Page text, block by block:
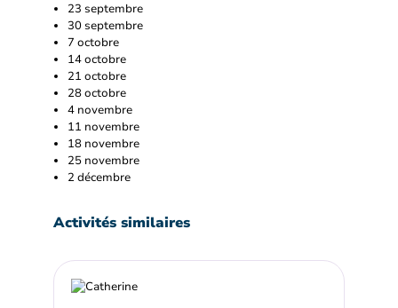
23 septembre
30 septembre
7 octobre
14 octobre
21 octobre
28 octobre
4 novembre
11 novembre
18 novembre
25 novembre
2 décembre
Activités similaires